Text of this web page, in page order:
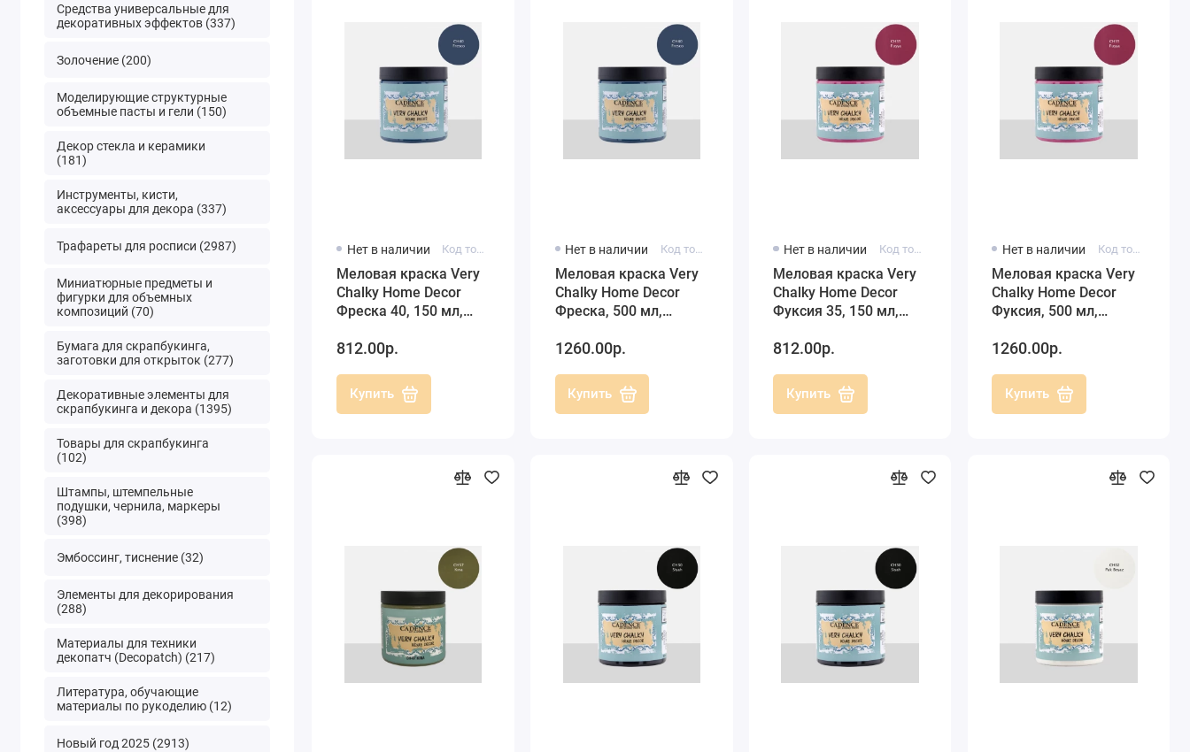
Средства универсальные для
декоративных эффектов (337)
Золочение (200)
Моделирующие структурные
объемные пасты и гели (150)
Декор стекла и керамики
(181)
Инструменты, кисти,
аксессуары для декора (337)
Трафареты для росписи (2987)
Миниатюрные предметы и
фигурки для объемных
композиций (70)
Бумага для скрапбукинга,
заготовки для открыток (277)
Декоративные элементы для
скрапбукинга и декора (1395)
Товары для скрапбукинга
(102)
Штампы, штемпельные
подушки, чернила, маркеры
(398)
Эмбоссинг, тиснение (32)
Элементы для декорирования
(288)
Материалы для техники
декопатч (Decopatch) (217)
Литература, обучающие
материалы по рукоделию (12)
Новый год 2025 (2913)
Нет в наличии Код товара: 0100200400150
Меловая краска Very
Chalky Home Decor
Фреска 40, 150 мл,
812.00р.
Купить
Нет в наличии Код товара: CH40-500
Меловая краска Very
Chalky Home Decor
Фреска, 500 мл,
1260.00р.
Купить
Нет в наличии Код товара: 0100200350150
Меловая краска Very
Chalky Home Decor
Фуксия 35, 150 мл,
812.00р.
Купить
Нет в наличии Код товара: CH35-500
Меловая краска Very
Chalky Home Decor
Фуксия, 500 мл,
1260.00р.
Купить